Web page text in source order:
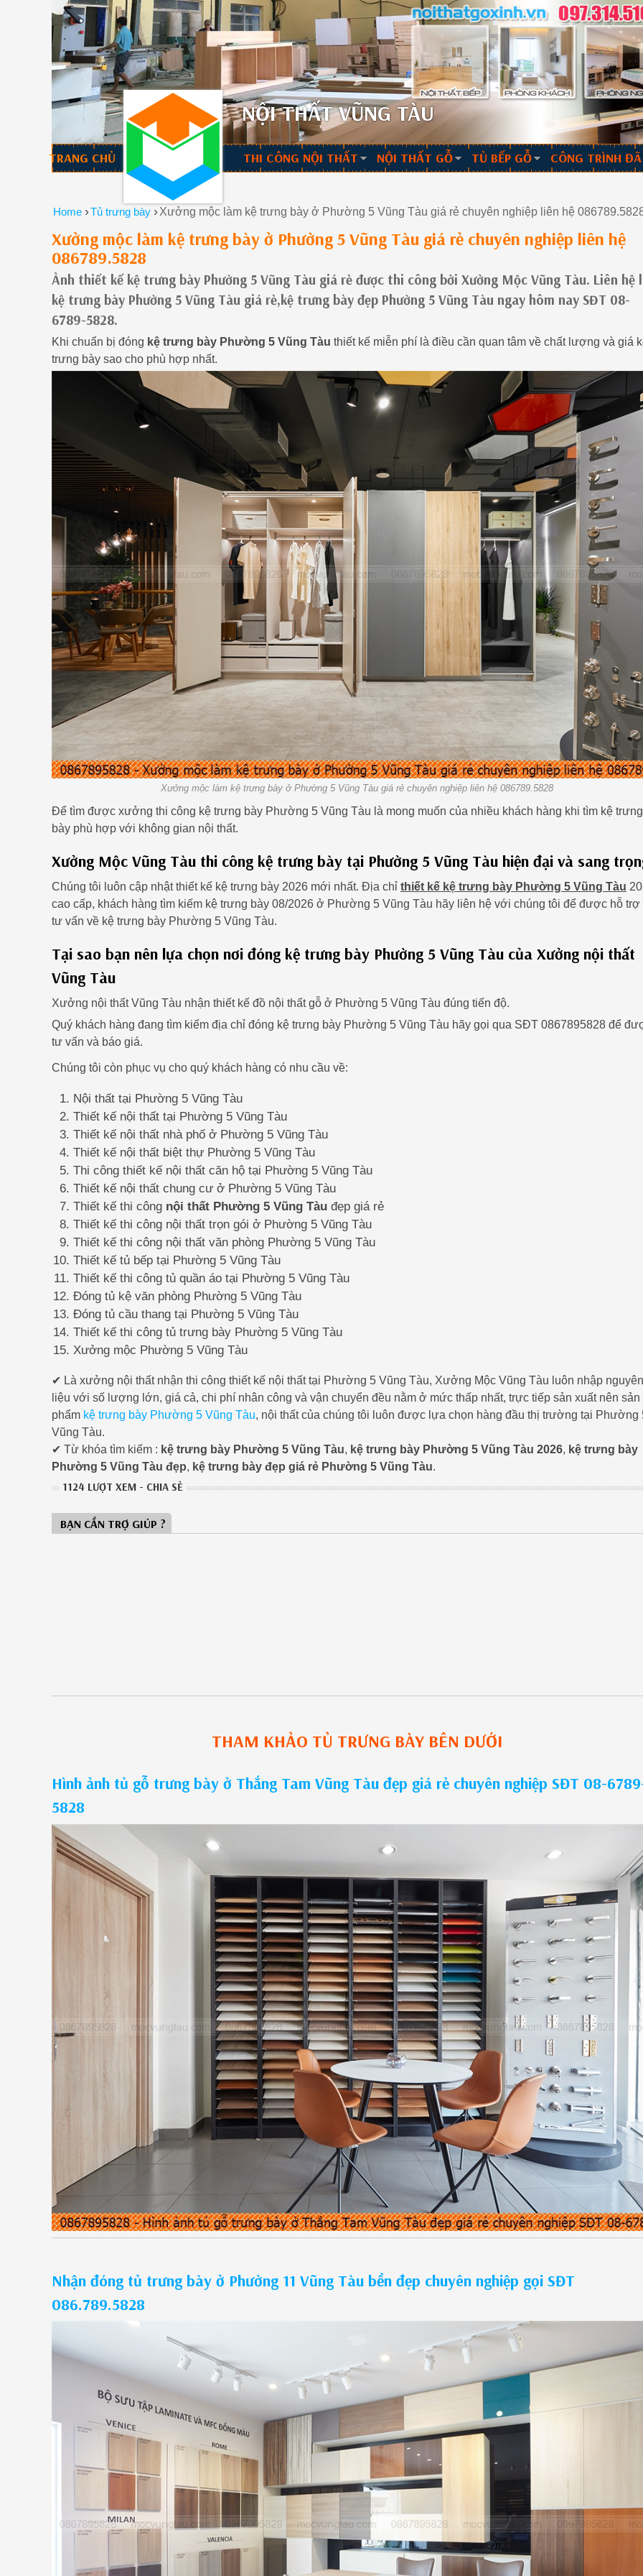
NỘI THẤT VŨNG TÀU
TRANG CHỦ THI CÔNG NỘI THẤT NỘI THẤT GỖ TỦ BẾP GỖ CÔNG TRÌNH
Home ›Tủ trưng bày ›Xưởng mộc làm kệ trưng bày ở Phường 5 Vũng Tàu giá rẻ chuyên nghiệp liên hệ
Xưởng mộc làm kệ trưng bày ở Phường 5 Vũng Tàu giá rẻ chuyên nghiệp liên hệ
086789.5828
Ảnh thiết kế kệ trưng bày Phường 5 Vũng Tàu giá rẻ được thi công bởi Xưởng Mộc Vũng Tàu. Liên hệ
kệ trưng bày Phường 5 Vũng Tàu giá rẻ,kệ trưng bày đẹp Phường 5 Vũng Tàu ngay hôm nay SĐT 08-
6789-5828.
Khi chuẩn bị đóng kệ trưng bày Phường 5 Vũng Tàu thiết kế miễn phí là điều cần quan tâm về chất lượng và giá
trưng bày sao cho phù hợp nhất.
Xưởng mộc làm kệ trưng bày ở Phường 5 Vũng Tàu giá rẻ chuyên nghiệp liên hệ 086789.5828
Để tìm được xưởng thi công kệ trưng bày Phường 5 Vũng Tàu là mong muốn của nhiều khách hàng khi tìm kệ trưng
bày phù hợp với không gian nội thất.
Xưởng Mộc Vũng Tàu thi công kệ trưng bày tại Phường 5 Vũng Tàu hiện đại và sang
Chúng tôi luôn cập nhật thiết kế kệ trưng bày 2026 mới nhất. Địa chỉ thiết kế kệ trưng bày Phường 5 Vũng Tàu
cao cấp, khách hàng tìm kiếm kệ trưng bày 08/2026 ở Phường 5 Vũng Tàu hãy liên hệ với chúng tôi để được hỗ trợ
tư vấn về kệ trưng bày Phường 5 Vũng Tàu.
Tại sao bạn nên lựa chọn nơi đóng kệ trưng bày Phường 5 Vũng Tàu của Xưởng nội thất
Vũng Tàu
Xưởng nội thất Vũng Tàu nhận thiết kế đồ nội thất gỗ ở Phường 5 Vũng Tàu đúng tiến độ.
Quý khách hàng đang tìm kiếm địa chỉ đóng kệ trưng bày Phường 5 Vũng Tàu hãy gọi qua SĐT 0867895828 để
tư vấn và báo giá.
Chúng tôi còn phục vụ cho quý khách hàng có nhu cầu về:
Nội thất tại Phường 5 Vũng Tàu
Thiết kế nội thất tại Phường 5 Vũng Tàu
Thiết kế nội thất nhà phố ở Phường 5 Vũng Tàu
Thiết kế nội thất biệt thự Phường 5 Vũng Tàu
Thi công thiết kế nội thất căn hộ tại Phường 5 Vũng Tàu
Thiết kế nội thất chung cư ở Phường 5 Vũng Tàu
Thiết kế thi công nội thất Phường 5 Vũng Tàu đẹp giá rẻ
Thiết kế thi công nội thất trọn gói ở Phường 5 Vũng Tàu
Thiết kế thi công nội thất văn phòng Phường 5 Vũng Tàu
Thiết kế tủ bếp tại Phường 5 Vũng Tàu
Thiết kế thi công tủ quần áo tại Phường 5 Vũng Tàu
Đóng tủ kệ văn phòng Phường 5 Vũng Tàu
Đóng tủ cầu thang tại Phường 5 Vũng Tàu
Thiết kế thi công tủ trưng bày Phường 5 Vũng Tàu
Xưởng mộc Phường 5 Vũng Tàu
✔ Là xưởng nội thất nhận thi công thiết kế nội thất tại Phường 5 Vũng Tàu, Xưởng Mộc Vũng Tàu luôn nhập nguyên
liệu với số lượng lớn, giá cả, chi phí nhân công và vận chuyển đều nằm ở mức thấp nhất, trực tiếp sản xuất nên sản
phẩm kệ trưng bày Phường 5 Vũng Tàu, nội thất của chúng tôi luôn được lựa chọn hàng đầu thị trường tại Phường
Vũng Tàu.
✔ Từ khóa tìm kiếm : kệ trưng bày Phường 5 Vũng Tàu, kệ trưng bày Phường 5 Vũng Tàu 2026, kệ trưng bày
Phường 5 Vũng Tàu đẹp, kệ trưng bày đẹp giá rẻ Phường 5 Vũng Tàu.
1124 LƯỢT XEM - CHIA SẺ
BẠN CẦN TRỢ GIÚP ?
THAM KHẢO TỦ TRƯNG BÀYBÊN DƯỚI
Hình ảnh tủ gỗ trưng bày ở Thắng Tam Vũng Tàu đẹp giá rẻ chuyên nghiệp SĐT 08-
5828
Nhận đóng tủ trưng bày ở Phường 11 Vũng Tàu bền đẹp chuyên nghiệp gọi SĐT
086.789.5828